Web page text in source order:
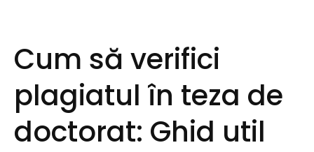
Cum să verifici
plagiatul în teza de
doctorat: Ghid util